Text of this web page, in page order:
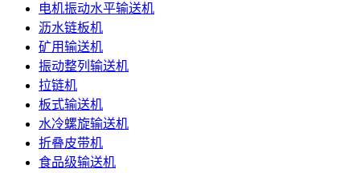
电机振动水平输送机
沥水链板机
矿用输送机
振动整列输送机
拉链机
板式输送机
水冷螺旋输送机
折叠皮带机
食品级输送机